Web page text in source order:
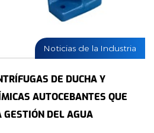
Noticias de la Industria
DE DUCHA Y
AUTOCEBANTES QUE
GESTIÓN DEL AGUA